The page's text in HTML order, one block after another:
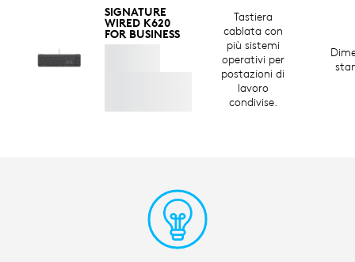
SIGNATURE
WIRED K620
FOR BUSINESS
Tastiera
cablata con
più sistemi
operativi per
postazioni di
lavoro
condivise.